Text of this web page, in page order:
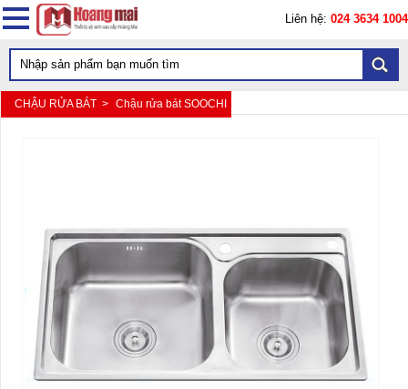
Liên hệ: 024 3634 1004
CHẬU RỬA BÁT > Chậu rửa bát SOOCHI